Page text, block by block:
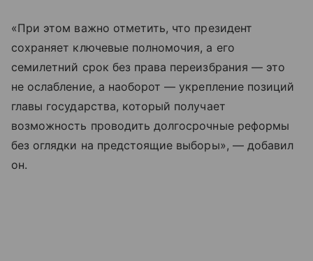
«При этом важно отметить, что президент
сохраняет ключевые полномочия, а его
семилетний срок без права переизбрания — это
не ослабление, а наоборот — укрепление позиций
главы государства, который получает
возможность проводить долгосрочные реформы
без оглядки на предстоящие выборы», — добавил
он.